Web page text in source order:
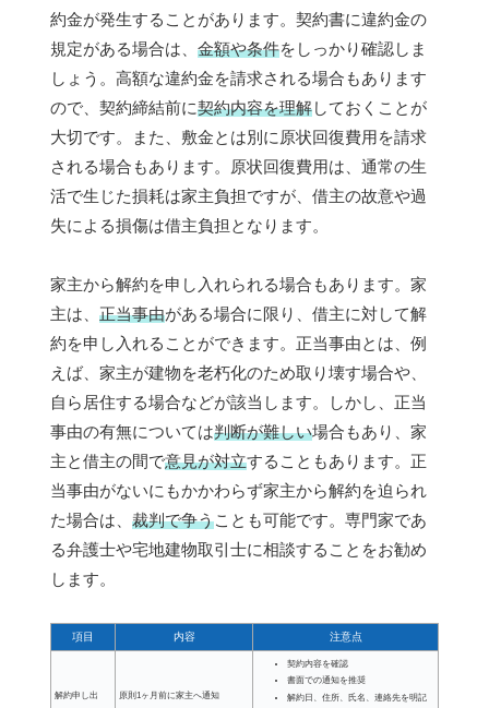
約金が発生することがあります。契約書に違約金の
規定がある場合は、 金額や条件をしっかり確認しま
しょう。高額な違約金を請求される場合もあります
ので、契約締結前に契約内容を理解しておくことが
大切です。また、敷金とは別に原状回復費用を請求
される場合もあります。原状回復費用は、通常の生
活で生じた損耗は家主負担ですが、借主の故意や過
失による損傷は借主負担となります。
家主から解約を申し入れられる場合もあります。家
主は、 正当事由がある場合に限り、借主に対して解
約を申し入れることができます。正当事由とは、例
えば、家主が建物を老朽化のため取り壊す場合や、
自ら居住する場合などが該当します。しかし、正当
事由の有無については判断が難しい場合もあり、家
主と借主の間で意見が対立することもあります。正
当事由がないにもかかわらず家主から解約を迫られ
た場合は、 裁判で争うことも可能です。専門家であ
る弁護士や宅地建物取引士に相談することをお勧め
します。
項目 内容 注意点
解約申し出 原則1ヶ月前に家主へ通知
契約内容を確認
書面での通知を推奨
解約日、住所、氏名、連絡先を明記